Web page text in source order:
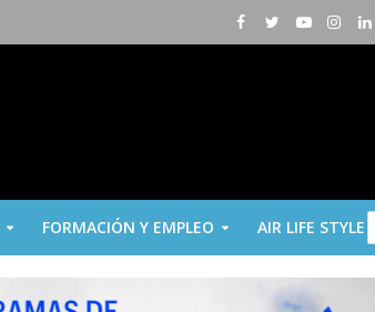
FORMACIÓN Y EMPLEO AIR LIFE STYLE